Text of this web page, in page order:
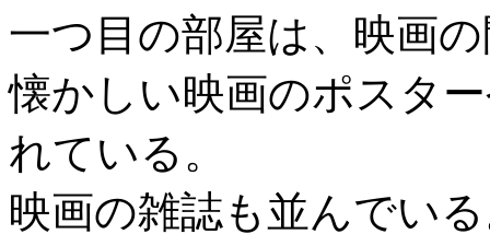
一つ目の部屋は、映画
懐かしい映画のポスタ
れている。
映画の雑誌も並んでい